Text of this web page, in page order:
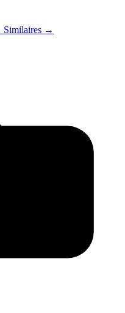
Similaires →